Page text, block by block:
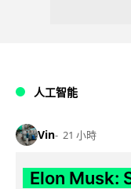
人工智能
Vin 21 小時
Elon Musk: